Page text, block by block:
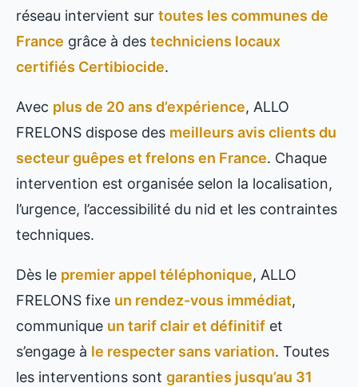
réseau intervient sur toutes les communes de
France grâce à des techniciens locaux
certifiés Certibiocide.
Avec plus de 20 ans d’expérience, ALLO
FRELONS dispose des meilleurs avis clients du
secteur guêpes et frelons en France. Chaque
intervention est organisée selon la localisation,
l’urgence, l’accessibilité du nid et les contraintes
techniques.
Dès le premier appel téléphonique, ALLO
FRELONS fixe un rendez-vous immédiat,
communique un tarif clair et définitif et
s’engage à le respecter sans variation. Toutes
les interventions sont garanties jusqu’au 31